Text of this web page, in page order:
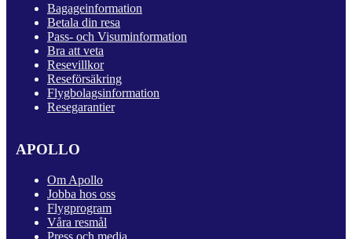
Bagageinformation
Betala din resa
Pass- och Visuminformation
Bra att veta
Resevillkor
Reseförsäkring
Flygbolagsinformation
Resegarantier
APOLLO
Om Apollo
Jobba hos oss
Flygprogram
Våra resmål
Press och media